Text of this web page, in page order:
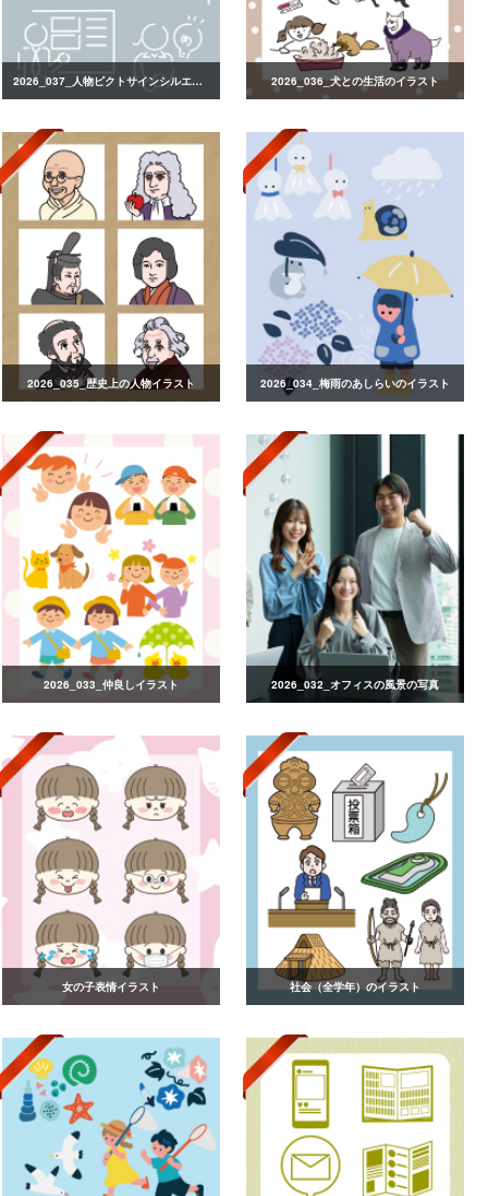
2026_037_人物ピクトサインシルエット 2026_036_犬との生活のイラスト
2026_035_歴史上の人物イラスト 2026_034_梅雨のあしらいのイラスト
2026_033_仲良しイラスト 2026_032_オフィスの風景の写真
女の子表情イラスト 社会（全学年）のイラスト